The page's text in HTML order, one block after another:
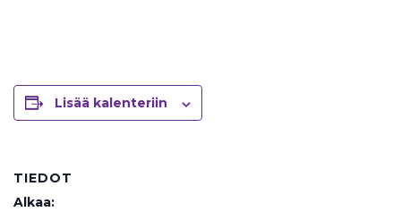
Lisää kalenteriin
TIEDOT
Alkaa: